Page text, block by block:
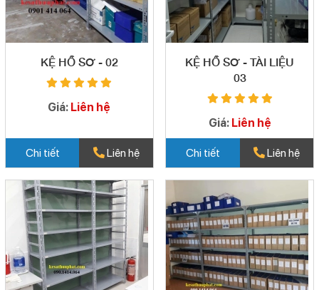
KỆ HỒ SƠ - 02
Giá: Liên hệ
Chi tiết Liên hệ
KỆ HỒ SƠ - TÀI LIỆU
03
Giá: Liên hệ
Chi tiết Liên hệ